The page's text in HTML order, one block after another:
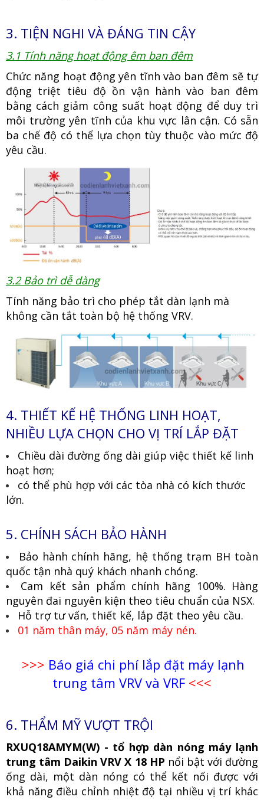
3. TIỆN NGHI VÀ ĐÁNG TIN CẬY
3.1 Tính năng hoạt động êm ban đêm
Chức năng hoạt động yên tĩnh vào ban đêm sẽ tự
động triệt tiêu độ ồn vận hành vào ban đêm
bằng cách giảm công suất hoạt động để duy trì
môi trường yên tĩnh của khu vực lân cận. Có sẵn
ba chế độ có thể lựa chọn tùy thuộc vào mức độ
yêu cầu.
3.2 Bảo trì dễ dàng
Tính năng bảo trì cho phép tắt dàn lạnh mà
không cần tắt toàn bộ hệ thống VRV.
4. THIẾT KẾ HỆ THỐNG LINH HOẠT,
NHIỀU LỰA CHỌN CHO VỊ TRÍ LẮP ĐẶT
Chiều dài đường ống dài giúp việc thiết kế linh
hoạt hơn;
có thể phù hợp với các tòa nhà có kích thước
lớn.
5. CHÍNH SÁCH BẢO HÀNH
Bảo hành chính hãng, hệ thống trạm BH toàn
quốc tận nhà quý khách nhanh chóng.
Cam kết sản phẩm chính hãng 100%. Hàng
nguyên đai nguyên kiện theo tiêu chuẩn của NSX.
Hỗ trợ tư vấn, thiết kế, lắp đặt theo yêu cầu.
01 năm thân máy, 05 năm máy nén.
>>> Báo giá chi phí lắp đặt máy lạnh
trung tâm VRV và VRF <<<
6. THẨM MỸ VƯỢT TRỘI
RXUQ18AMYM(W) - tổ hợp dàn nóng máy lạnh
trung tâm Daikin VRV X 18 HP nổi bật với đường
ống dài, một dàn nóng có thể kết nối được với
khả năng điều chỉnh nhiệt độ tại nhiều vị trí khác